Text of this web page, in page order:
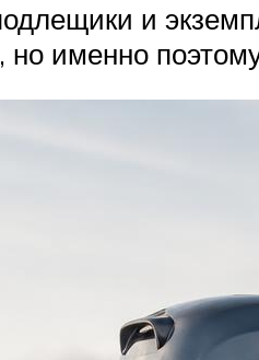
и
именно